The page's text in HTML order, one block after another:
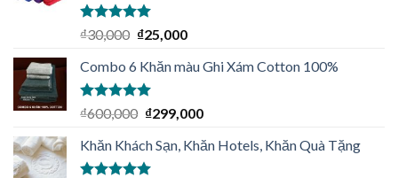
Được xếp
hạng
sao
₫30,000 ₫25,000
Combo 6 Khăn màu Ghi Xám Cotton 100%
Được xếp
hạng
sao
₫600,000 ₫299,000
Khăn Khách Sạn, Khăn Hotels, Khăn Quà Tặng